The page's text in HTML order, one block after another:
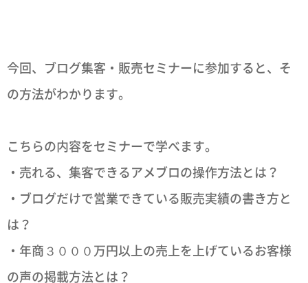
今回、ブログ集客・販売セミナーに参加すると、そ
の方法がわかります。
こちらの内容をセミナーで学べます。
・売れる、集客できるアメブロの操作方法とは？
・ブログだけで営業できている販売実績の書き方と
は？
・年商３０００万円以上の売上を上げているお客様
の声の掲載方法とは？